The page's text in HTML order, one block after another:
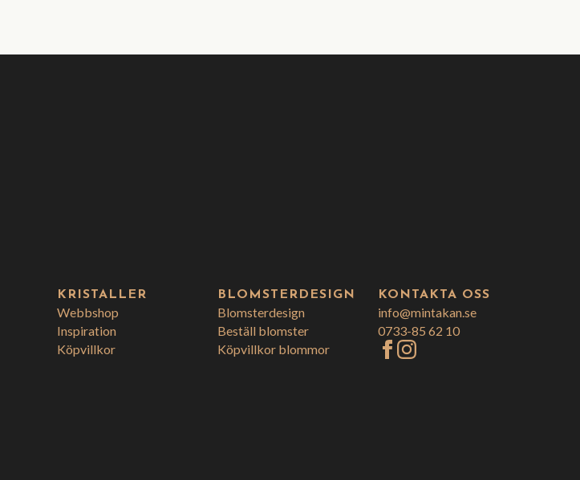
KRISTALLER
Webbshop
Inspiration
Köpvillkor
BLOMSTERDESIGN
Blomsterdesign
Beställ blomster
Köpvillkor blommor
KONTAKTA OSS
info@mintakan.se
0733-85 62 10